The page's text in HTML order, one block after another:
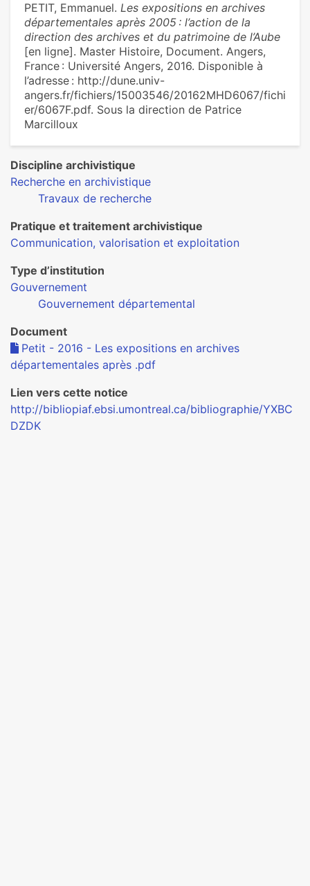
PETIT, Emmanuel. Les expositions en archives
départementales après 2005 : l’action de la
direction des archives et du patrimoine de l’Aube
[en ligne]. Master Histoire, Document. Angers,
France : Université Angers, 2016. Disponible à
l’adresse : http://dune.univ-
angers.fr/fichiers/15003546/20162MHD6067/fichi
er/6067F.pdf. Sous la direction de Patrice
Marcilloux
Discipline archivistique
Recherche en archivistique
Travaux de recherche
Pratique et traitement archivistique
Communication, valorisation et exploitation
Type d’institution
Gouvernement
Gouvernement départemental
Document
Petit - 2016 - Les expositions en archives
départementales après .pdf
Lien vers cette notice
http://bibliopiaf.ebsi.umontreal.ca/bibliographie/YXBC
DZDK